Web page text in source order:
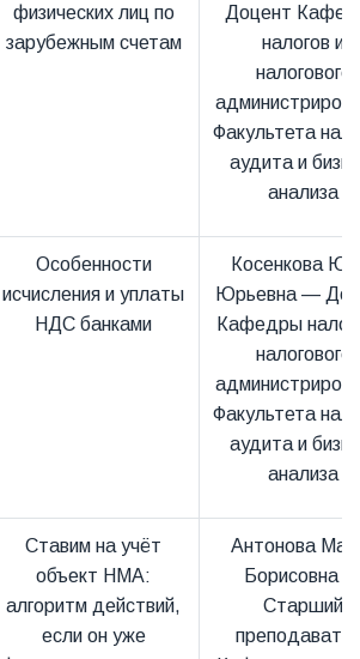
физических лиц по
зарубежным счетам
Доцент
налогов и
налогового
Факультета
аудита и
анализа
Особенности
исчисления и уплаты
НДС банками
Косенкова
Юрьевна —
Кафедры
налогового
Факультета
аудита и
анализа
Ставим на учёт
объект НМА:
алгоритм действий,
если он уже
Антонова
Борисовна
Старший